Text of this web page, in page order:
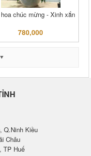
chúc mừng - Xinh xắn
780,000
Q.Ninh Kiều
Châu
TP Huế